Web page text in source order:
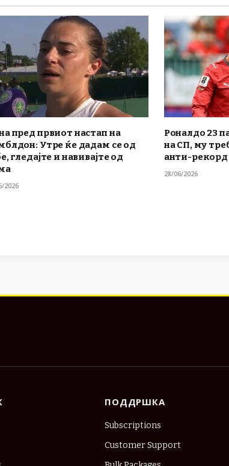
пред првиот настап на
Утре ќе дадам се од
гледајте и навивајте од
2026
Роналдо 23
на СП, му
анти-рекорд
28/06/2026
ПОДДРШКА
Subscriptions
Customer Support